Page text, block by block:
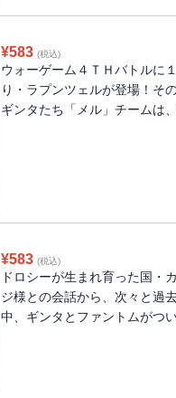
¥583 (税込)
ウォーゲーム４ＴＨバトルに
り・ラプンツェルが登場！そ
ギンタたち「メル」チームは
¥583 (税込)
ドロシーが生まれ育った国・
ジ様との会話から、次々と過
中、ギンタとファントムがつ